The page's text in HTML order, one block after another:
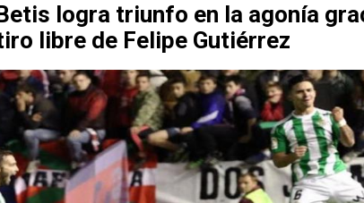
logra triunfo en la agonía
libre de Felipe Gutiérrez